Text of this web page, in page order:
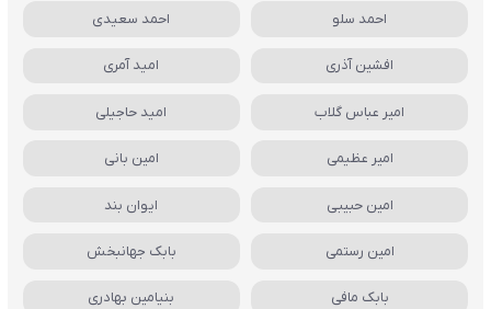
احمد سلو احمد سعیدی
افشین آذری امید آمری
امیر عباس گلاب امید حاجیلی
امیر عظیمی امین بانی
امین حبیبی ایوان بند
امین رستمی بابک جهانبخش
بابک مافی بنیامین بهادری